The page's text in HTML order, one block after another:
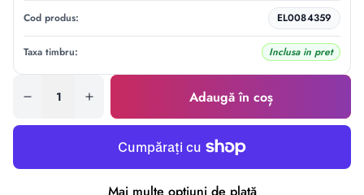
Cod produs: EL0084359
Taxa timbru: Inclusa in pret
Adaugă în coș